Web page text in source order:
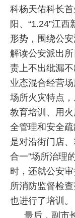
科杨天佑科长首
阳、“1.24”江
形势，围绕公
解读公安派出
责上不出纰漏
业态混合经营
场所火灾特点
教育培训、用
全管理和安全
是对沿街门店
合一”场所治理
时，还就公安
所消防监督检
也进行了培训。
最后，副市